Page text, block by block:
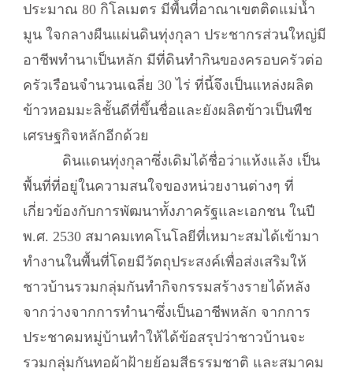
ประมาณ 80 กิโลเมตร มีพื้นที่อาณาเขตติดแม่น้ำ
มูน ใจกลางผืนแผ่นดินทุ่งกุลา ประชากรส่วนใหญ่มี
อาชีพทำนาเป็นหลัก มีที่ดินทำกินของครอบครัวต่อ
ครัวเรือนจำนวนเฉลี่ย 30 ไร่ ที่นี้จึงเป็นแหล่งผลิต
ข้าวหอมมะลิชั้นดีที่ขึ้นชื่อและยังผลิตข้าวเป็นพืช
เศรษฐกิจหลักอีกด้วย
ดินแดนทุ่งกุลาซึ่งเดิมได้ชื่อว่าแห้งแล้ง เป็น
พื้นที่ที่อยู่ในความสนใจของหน่วยงานต่างๆ ที่
เกี่ยวข้องกับการพัฒนาทั้งภาครัฐและเอกชน ในปี
พ.ศ. 2530 สมาคมเทคโนโลยีที่เหมาะสมได้เข้ามา
ทำงานในพื้นที่โดยมีวัตถุประสงค์เพื่อส่งเสริมให้
ชาวบ้านรวมกลุ่มกันทำกิจกรรมสร้างรายได้หลัง
จากว่างจากการทำนาซึ่งเป็นอาชีพหลัก จากการ
ประชาคมหมู่บ้านทำให้ได้ข้อสรุปว่าชาวบ้านจะ
รวมกลุ่มกันทอผ้าฝ้ายย้อมสีธรรมชาติ และสมาคม